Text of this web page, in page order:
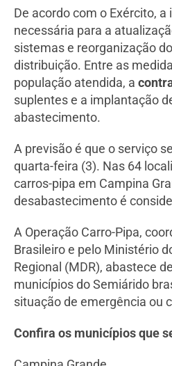
De acordo com o Exército, a
necessária para a
sistemas e reorganização
distribuição. Entre as
população atendida, a
suplentes e a implantação
abastecimento.
A previsão é que o serviço
quarta-feira (3). Nas 64
carros-pipa em Campina
desabastecimento é
A Operação Carro-Pipa,
Brasileiro e pelo Ministério
Regional (MDR), abastece
municípios do Semiárido
situação de emergência ou
Confira os municípios que